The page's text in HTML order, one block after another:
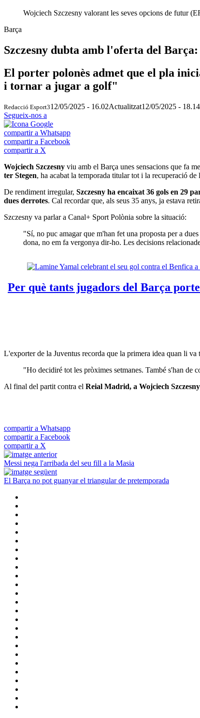
Wojciech Szczesny valorant les seves opcions de futur
Barça
Szczesny dubta amb l'oferta del
El porter polonès admet que el pla
i tornar a jugar a golf"
Redacció Esport312/05/2025 - 16.02Actualitzat12/05/2025 - 18.14
Segueix-nos a
compartir a Whatsapp
compartir a Facebook
compartir a X
Wojciech Szczesny viu amb el Barça unes sensacions que fa
ter Stegen, ha acabat la temporada titular tot i la recuperació de
De rendiment irregular, Szczesny ha encaixat 36 gols en 29
dues derrotes. Cal recordar que, als seus 35 anys, ja estava
Szczesny va parlar a Canal+ Sport Polònia sobre la situació:
"Sí, no puc amagar que m'han fet una proposta per a
dona, no em fa vergonya dir-ho. Les decisions
L'exporter de la Juventus recorda que la primera idea quan li va
"Ho decidiré tot les pròximes setmanes. També s'han de
Al final del partit contra el Reial Madrid, a Wojciech Szczesny
compartir a Whatsapp
compartir a Facebook
compartir a X
Messi nega l'arribada del seu fill a la Masia
El Barça no pot guanyar el triangular de pretemporada